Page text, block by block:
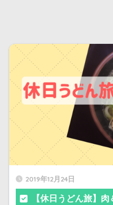
2019年12月24日
【休日うどん旅】